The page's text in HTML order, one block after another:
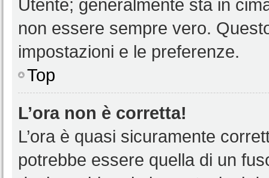
Utente; generalmente sta in
non essere sempre vero.
impostazioni e le preferenze.
Top
L’ora non è corretta!
L’ora è quasi sicuramente
potrebbe essere quella di un